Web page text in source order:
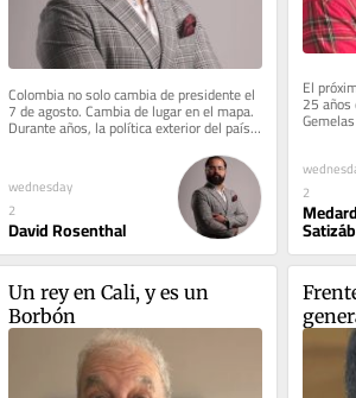
Colombia no solo cambia de presidente el
7 de agosto. Cambia de lugar en el mapa.
Durante años, la política exterior del país
se leyó desde...
wednesday
2
David Rosenthal
El
25 años
2
Un rey en Cali, y es un
Borbón